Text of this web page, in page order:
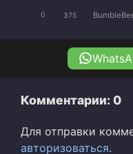
0 375
Комментарии: 0
Для отправки
авторизоваться.